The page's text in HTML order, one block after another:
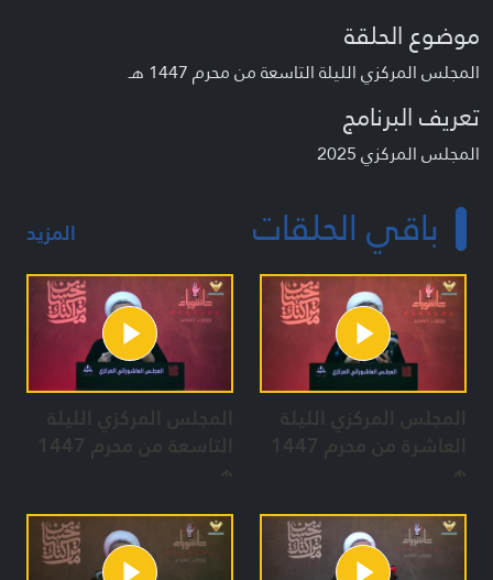
موضوع الحلقة
المجلس المركزي الليلة التاسعة من محرم 1447 هـ
تعريف البرنامج
المجلس المركزي 2025
باقي الحلقات المزيد
المجلس المركزي الليلة
العاشرة من محرم 1447
هـ
المجلس المركزي الليلة
التاسعة من محرم 1447
هـ